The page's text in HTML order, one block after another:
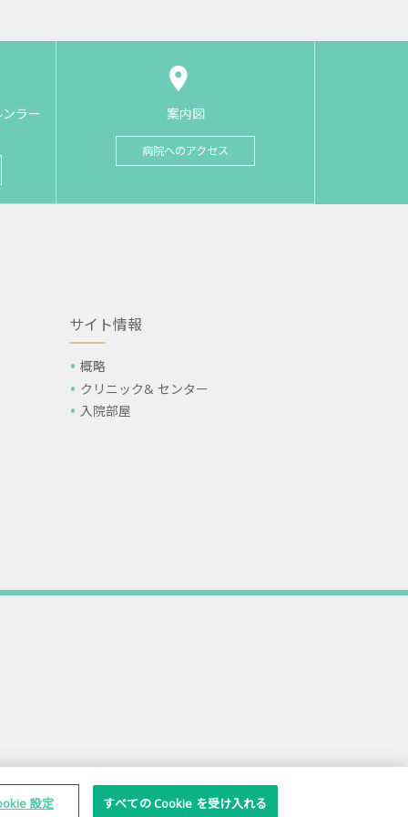
ラー 案内図
病院へのアクセス
サイト情報
概略
クリニック& センター
入院部屋
設定 すべての Cookie を受け入れる